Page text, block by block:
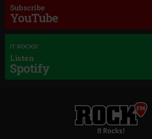
Subscribe
YouTube
IT ROCKS!
Listen
Spotify